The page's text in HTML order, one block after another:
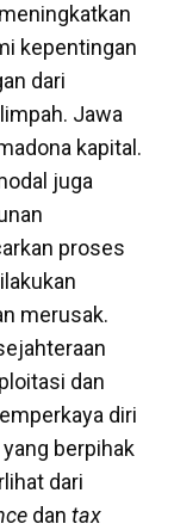
kepentingan
dari
Jawa
kapital.
juga
proses
merusak.
dan
diri
berpihak
dari
dan tax